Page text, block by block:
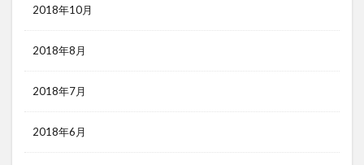
2018年10月
2018年8月
2018年7月
2018年6月